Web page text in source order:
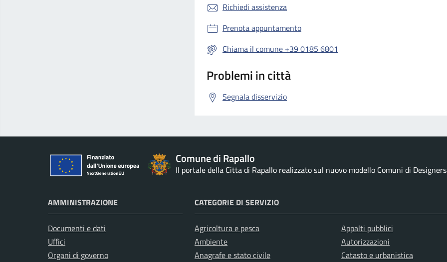
Richiedi assistenza
Prenota appuntamento
Chiama il comune +39 0185 6801
Problemi in città
Segnala disservizio
Comune di Rapallo
Il portale della Citta di Rapallo realizzato sul nuovo modello Comuni di
AMMINISTRAZIONE
Documenti e dati
Uffici
Organi di governo
CATEGORIE DI SERVIZIO
Agricoltura e pesca
Ambiente
Anagrafe e stato civile
Appalti pubblici
Autorizzazioni
Catasto e urbanistica